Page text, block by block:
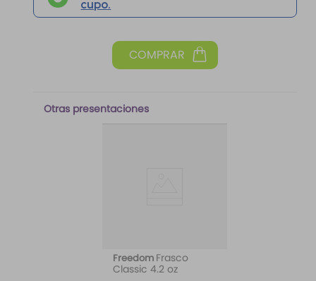
cupo.
Otras presentaciones
Freedom Frasco
Classic 4.2 oz